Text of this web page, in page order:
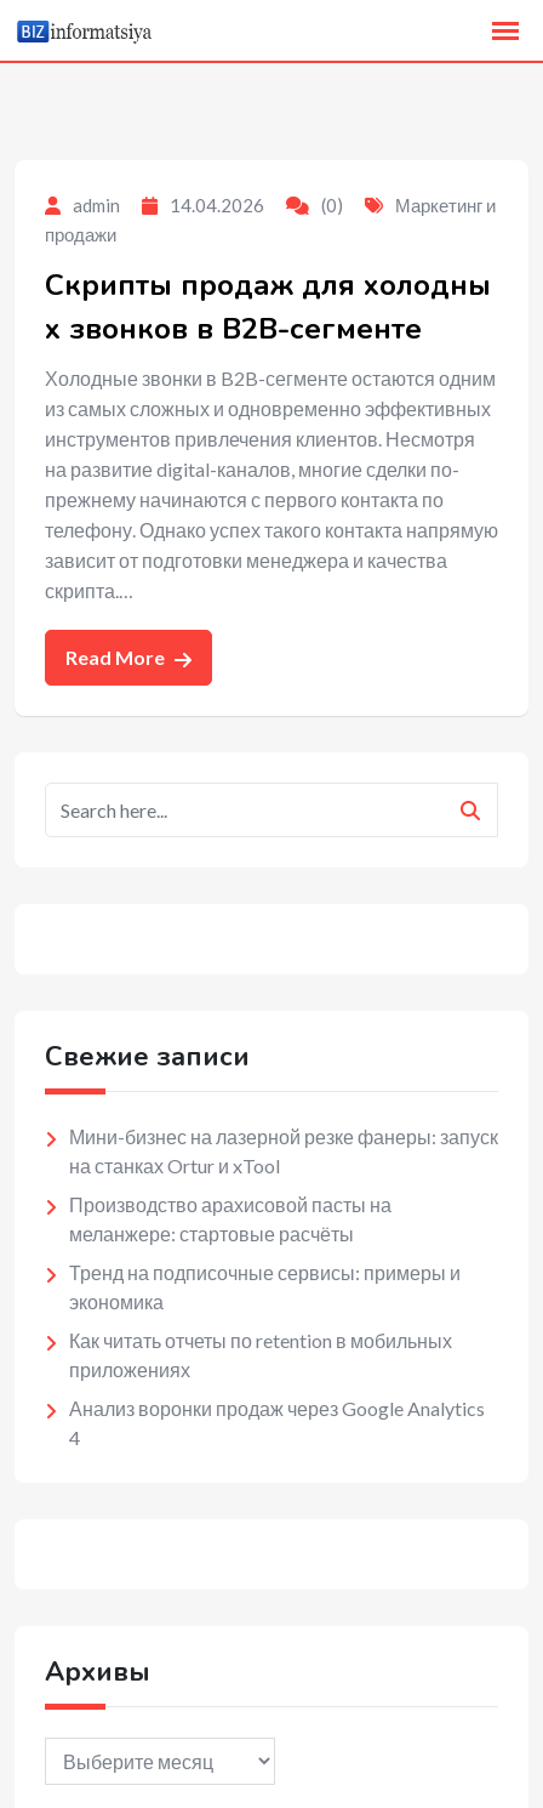
content
admin 14.04.2026 (0)
Маркетинг и
продажи
Скрипты продаж для холодны
х звонков в B2B-сегменте
Холодные звонки в B2B-сегменте остаются одним
из самых сложных и одновременно эффективных
инструментов привлечения клиентов. Несмотря
на развитие digital-каналов, многие сделки по-
прежнему начинаются с первого контакта по
телефону. Однако успех такого контакта напрямую
зависит от подготовки менеджера и качества
скрипта.…
Read More
Свежие записи
Мини-бизнес на лазерной резке фанеры: запуск
на станках Ortur и xTool
Производство арахисовой пасты на
меланжере: стартовые расчёты
Тренд на подписочные сервисы: примеры и
экономика
Как читать отчеты по retention в мобильных
приложениях
Анализ воронки продаж через Google Analytics
4
Архивы
Архивы